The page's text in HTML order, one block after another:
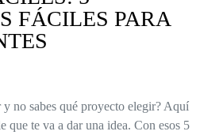
FÁCILES PARA
y no sabes qué proyecto elegir? Aquí
que te va a dar una idea. Con esos 5